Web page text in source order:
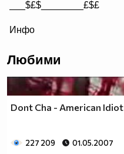
___$£$________£$£
£$£$£$________$£$£$
Инфо
Любими
Dont Cha - American Idiot
227 209 01.05.2007